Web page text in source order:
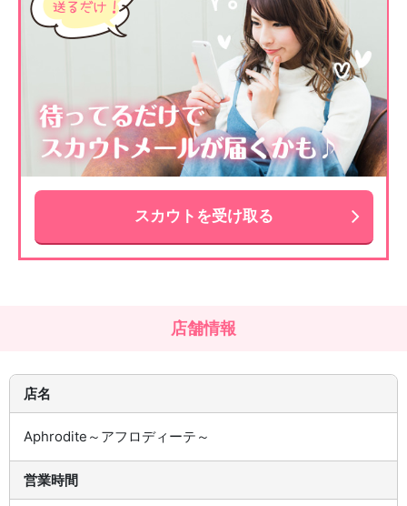
スカウトを受け取る
店舗情報
店名
Aphrodite～アフロディーテ～
営業時間